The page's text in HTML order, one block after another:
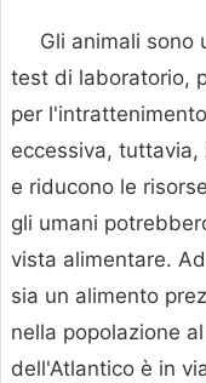
Gli animali sono
test di laboratorio,
per
eccessiva,
e riducono le
gli umani
vista alimentare.
sia un alimento
nella popolazione
dell'Atlantico è in